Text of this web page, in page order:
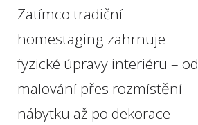
Zatímco tradiční
homestaging zahrnuje
fyzické úpravy interiéru – od
malování přes rozmístění
nábytku až po dekorace –